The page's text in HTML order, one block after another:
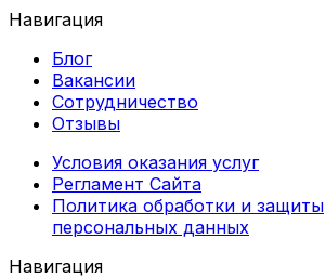
Навигация
Блог
Вакансии
Сотрудничество
Отзывы
Условия оказания услуг
Регламент Сайта
Политика обработки и защиты
персональных данных
Навигация